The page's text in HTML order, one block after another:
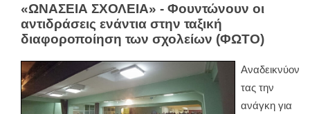
«ΩΝΑΣΕΙΑ ΣΧΟΛΕΙΑ» - Φουντώνουν οι
αντιδράσεις ενάντια στην ταξική
διαφοροποίηση των σχολείων (ΦΩΤΟ)
Αναδεικνύον
τας την
ανάγκη για